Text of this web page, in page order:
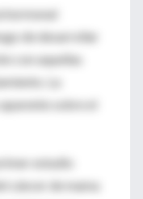
hormonal
de desarrollar
con aquellas
La
sobre el
estudio
cáncer de mama